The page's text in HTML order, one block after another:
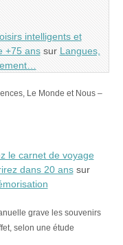
intelligents et
+75 anssur Langues,
Le Monde et Nous –
le carnet de voyage
dans 20 anssur
grave les souvenirs
selon une étude